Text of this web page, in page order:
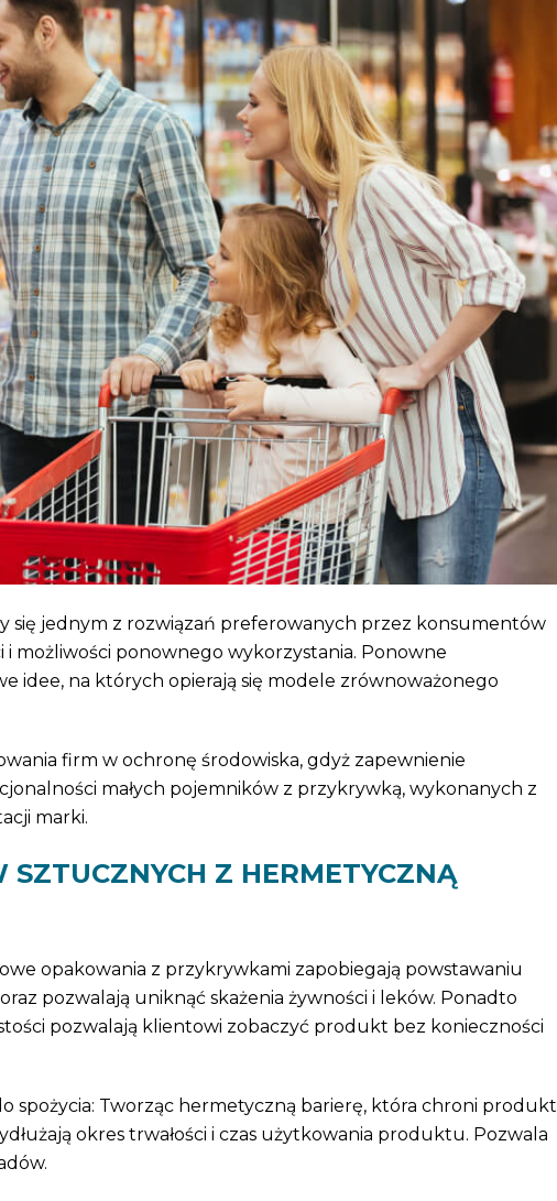
się jednym z rozwiązań preferowanych przez konsumentów
możliwości ponownego wykorzystania. Ponowne
idee, na których opierają się modele zrównoważonego
firm w ochronę środowiska, gdyż zapewnienie
małych pojemników z przykrywką, wykonanych z
marki.
Z HERMETYCZNĄ
opakowania z przykrywkami zapobiegają powstawaniu
pozwalają uniknąć skażenia żywności i leków. Ponadto
pozwalają klientowi zobaczyć produkt bez konieczności
spożycia: Tworząc hermetyczną barierę, która chroni produkt
okres trwałości i czas użytkowania produktu. Pozwala